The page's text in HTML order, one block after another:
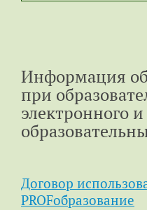
Информация
при
электронного
Договор
PROFобразование